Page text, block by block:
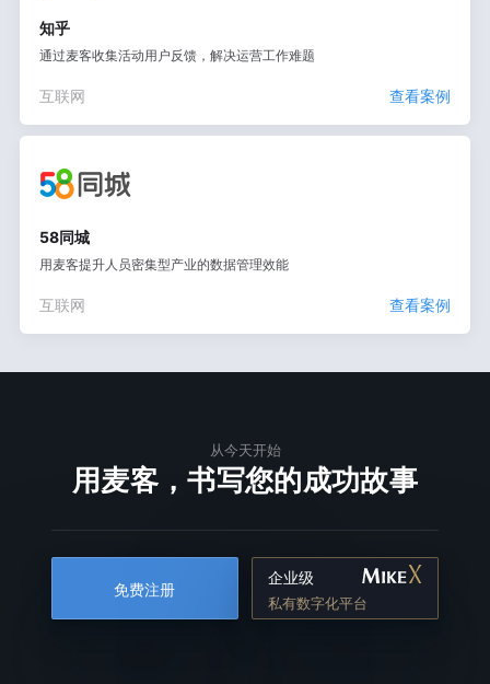
知乎
通过麦客收集活动用户反馈，解决运营工作难题
互联网 查看案例
58同城
用麦客提升人员密集型产业的数据管理效能
互联网 查看案例
从今天开始
用麦客，书写您的成功故事
免费注册
企业级
私有数字化平台